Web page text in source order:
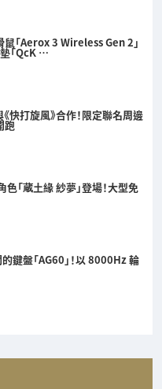
「Aerox 3 Wireless Gen 2」
「QcK …
快打旋風》合作！限定聯名周邊
跑
「蔵土緣 紗夢」登場！大型免
鍵盤「AG60」！以 8000Hz 輪